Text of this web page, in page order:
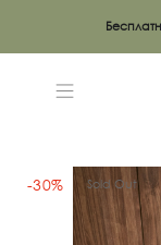
-30% Sold Out